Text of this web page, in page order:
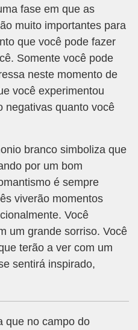
fase em que as
muito importantes para
que você pode fazer
Somente você pode
neste momento de
você experimentou
negativas quanto você
branco simboliza que
por um bom
é sempre
viverão momentos
Você
um grande sorriso. Você
terão a ver com um
sentirá inspirado,
que no campo do